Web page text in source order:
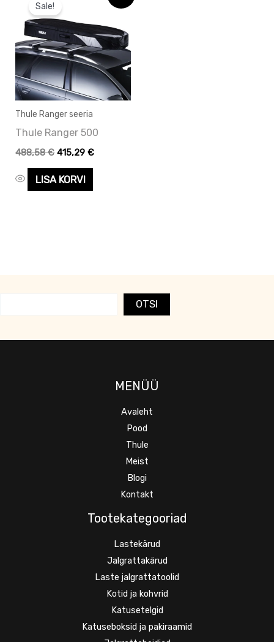
Sale!
Thule Ranger seeria
Thule Ranger 500
488,58 €.
488,58€
on:
488,58 €.
415,29€
LISA KORVI
OTSI
MENÜÜ
Avaleht
Pood
Thule
Meist
Blogi
Kontakt
Tootekategooriad
Lastekärud
Jalgrattakärud
Laste jalgrattatoolid
Kotid ja kohvrid
Katusetelgid
Katuseboksid ja pakiraamid